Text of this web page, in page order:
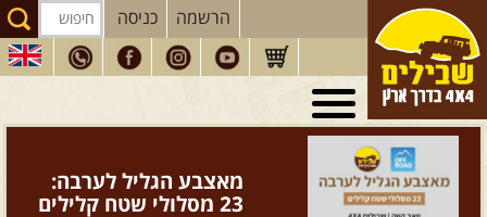
הרשמה כניסה
טיולי 4X4
בארץ
מסעות בעולם
טיוליםלרכב פנאי
לנהיגת שטח" - מהדורה
חדשה >>